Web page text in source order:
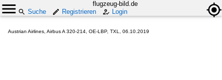
flugzeug-bild.de
Suche
Registrieren Login
Austrian Airlines, Airbus A 320-214, OE-LBP, TXL, 06.10.2019